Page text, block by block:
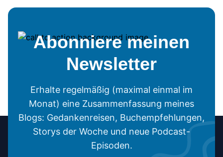
Abonniere meinen
Newsletter
Erhalte regelmäßig (maximal einmal im
Monat) eine Zusammenfassung meines
Blogs: Gedankenreisen, Buchempfehlungen,
Storys der Woche und neue Podcast-
Episoden.